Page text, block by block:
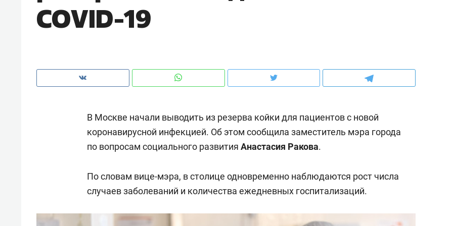
COVID-19
В Москве начали выводить из резерва койки для пациентов с новой
коронавирусной инфекцией. Об этом сообщила заместитель мэра города
по вопросам социального развития Анастасия Ракова.
По словам вице-мэра, в столице одновременно наблюдаются рост числа
случаев заболеваний и количества ежедневных госпитализаций.
рынки, почему надо знать аксакалов и
чем интересен Оман?
Как ГК «МИР ГРУПП» и ВТБ
комфорта под Казанью
Рекомендуем
150 камер до квартиры и Face
безопасность в ЖК «Нова»
Рекомендуем
Опыт выживания в
с ментальным и